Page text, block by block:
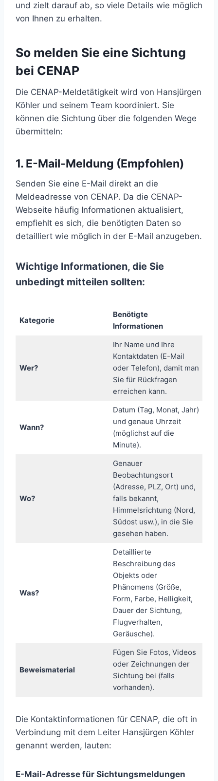
und zielt darauf ab, so viele Details wie möglich
von Ihnen zu erhalten.
So melden Sie eine Sichtung
bei CENAP
Die CENAP-Meldetätigkeit wird von Hansjürgen
Köhler und seinem Team koordiniert. Sie
können die Sichtung über die folgenden Wege
übermitteln:
1. E-Mail-Meldung (Empfohlen)
Senden Sie eine E-Mail direkt an die
Meldeadresse von CENAP. Da die CENAP-
Webseite häufig Informationen aktualisiert,
empfiehlt es sich, die benötigten Daten so
detailliert wie möglich in der E-Mail anzugeben.
Wichtige Informationen, die Sie
unbedingt mitteilen sollten:
Kategorie
Benötigte
Informationen
Wer?
Ihr Name und Ihre
Kontaktdaten (E-Mail
oder Telefon), damit man
Sie für Rückfragen
erreichen kann.
Wann?
Datum (Tag, Monat, Jahr)
und genaue Uhrzeit
(möglichst auf die
Minute).
Wo?
Genauer
Beobachtungsort
(Adresse, PLZ, Ort) und,
falls bekannt,
Himmelsrichtung (Nord,
Südost usw.), in die Sie
gesehen haben.
Was?
Detaillierte
Beschreibung des
Objekts oder
Phänomens (Größe,
Form, Farbe, Helligkeit,
Dauer der Sichtung,
Flugverhalten,
Geräusche).
Beweismaterial
Fügen Sie Fotos, Videos
oder Zeichnungen der
Sichtung bei (falls
vorhanden).
Die Kontaktinformationen für CENAP, die oft in
Verbindung mit dem Leiter Hansjürgen Köhler
genannt werden, lauten:
E-Mail-Adresse für Sichtungsmeldungen